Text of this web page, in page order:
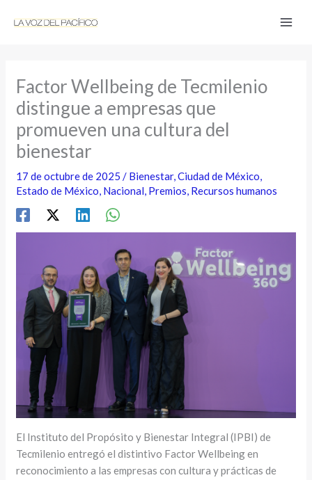
Factor Wellbeing de Tecmilenio
distingue a empresas que
promueven una cultura del
bienestar
17 de octubre de 2025/ Bienestar,Ciudad de México,
Estado de México, Nacional, Premios, Recursos humanos
El Instituto del Propósito y Bienestar Integral (IPBI) de
Tecmilenio entregó el distintivo Factor Wellbeing en
reconocimiento a las empresas con cultura y prácticas de